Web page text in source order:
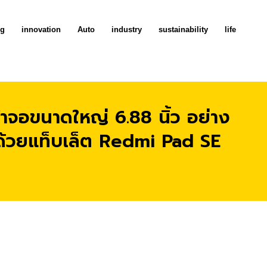
innovation Auto industry sustainability life
จอขนาดใหญ่ 6.88 นิ้ว อย่าง
ยแท็บเล็ต Redmi Pad SE